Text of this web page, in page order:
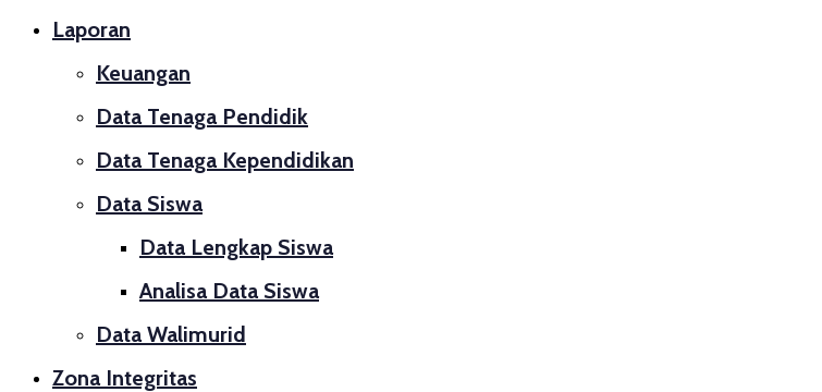
Laporan
Keuangan
Data Tenaga Pendidik
Data Tenaga Kependidikan
Data Siswa
Data Lengkap Siswa
Analisa Data Siswa
Data Walimurid
Zona Integritas